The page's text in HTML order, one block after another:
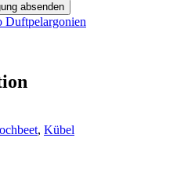
absenden
Duftpelargonien
, Kübel